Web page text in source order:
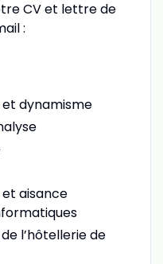
CV et lettre de
:
dynamisme
aisance
l’hôtellerie de